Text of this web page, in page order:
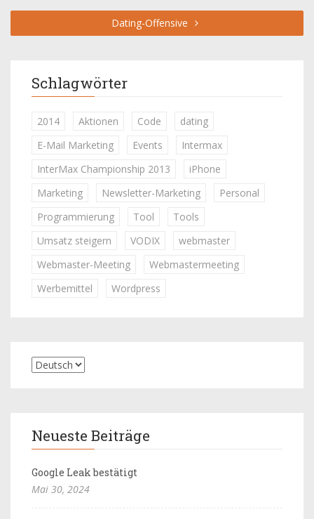
Dating-Offensive
Schlagwörter
2014 Aktionen Code
dating
E-Mail Marketing
Events
Intermax
InterMax Championship 2013
iPhone
Marketing
Newsletter-Marketing
Personal
Programmierung
Tool
Tools
Umsatz steigern
VODIX
webmaster
Webmaster-Meeting
Webmastermeeting
Werbemittel
Wordpress
Neueste Beiträge
Google Leak bestätigt
Mai 30, 2024